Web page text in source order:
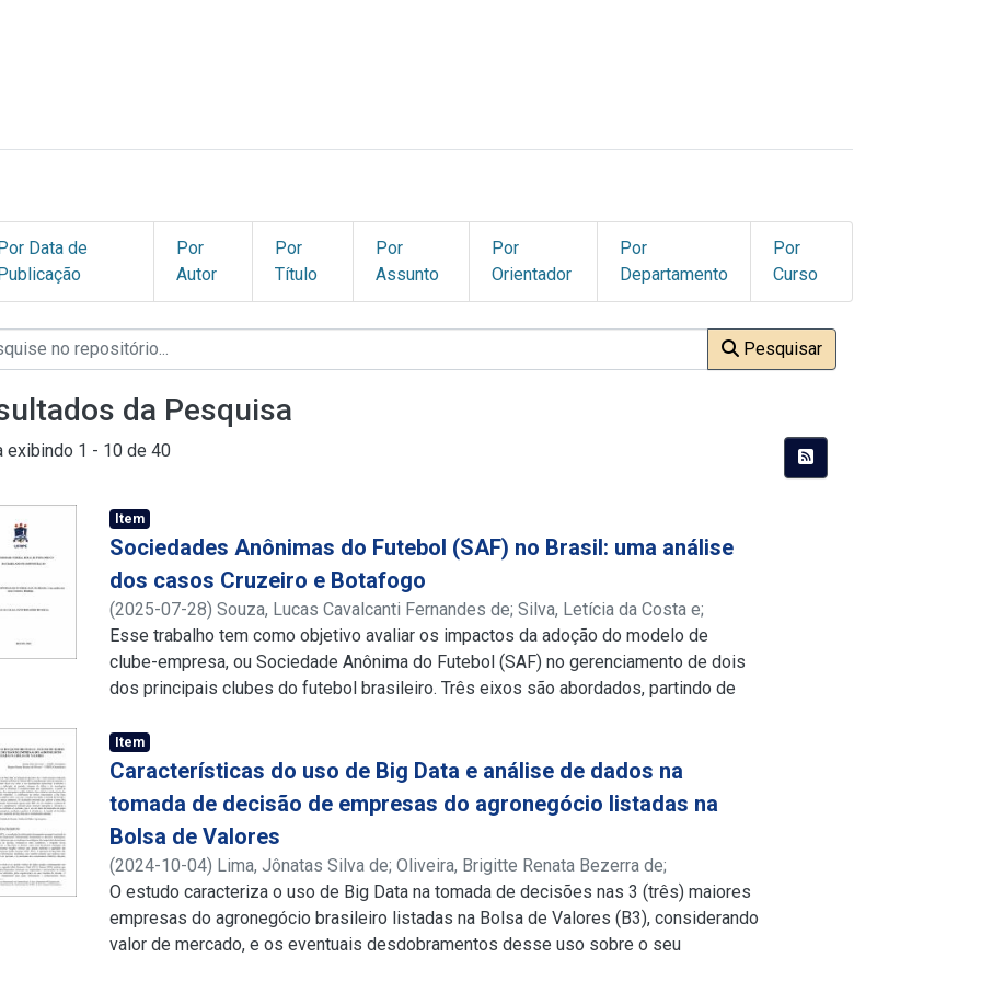
Data de
Por
Autor
Por
Título
Por
Assunto
Por
Orientador
Por
Departamento
Por
Curso
Pesquisar
da Pesquisa
exibindo 1 - 10 de 40
Item
Sociedades Anônimas do Futebol (SAF) no Brasil: uma análise
dos casos Cruzeiro e Botafogo
(2025-07-28)Souza, Lucas Cavalcanti Fernandes de;Silva, Letícia da Costa e;
http://lattes.cnpq.br/5662863685960286
Esse trabalho tem como objetivo avaliar os impactos da adoção do modelo de
clube-empresa, ou Sociedade Anônima do Futebol (SAF) no gerenciamento de dois
dos principais clubes do futebol brasileiro. Três eixos são abordados, partindo de
jornalísticas e a análise documental de demonstrações contábeis de dois clubes
brasileiros: o Botafogo e o Cruzeiro. Foram analisados três classe de dados desses
documentos: 1) receita líquida, 2) resultado financeiro e 3) endividamento. Além
disso, foi trazido aos dados analisados o contexto de cada ano, de forma a
evidenciar os efeitos imediatos da mudança de modelo administrativo. Apesar do
curto período, os dados indicam que o modelo SAF tem contribuído na
profissionalização da gestão esportiva, atraindo investimentos de dentro e fora do
país, e ajudando na recuperação econômica dos clubes. Por fim, a pesquisa também
destaca que, no longo prazo, a qualidade e sustentabilidade dependem de gestores
Item
Características do uso de Big Data e análise de dados na
tomada de decisão de empresas do agronegócio listadas na
Bolsa de Valores
(2024-10-04) Lima, Jônatas Silva de;Oliveira, Brigitte Renata Bezerra de;
http://lattes.cnpq.br/4363373068676222
O estudo caracteriza o uso de Big Data na tomada de decisões nas 3 (três) maiores
empresas do agronegócio brasileiro listadas na Bolsa de Valores (B3), considerando
valor de mercado, e os eventuais desdobramentos desse uso sobre o seu